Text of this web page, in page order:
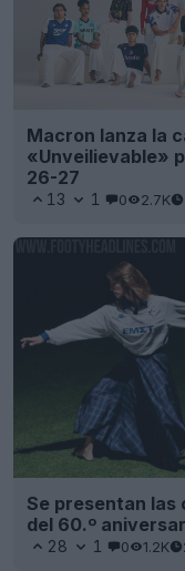
Macron lanza la
«Unveilievable»
26-27
13 1 0 2.7K
Se presentan
del 60.º
28 1 0 1.2K